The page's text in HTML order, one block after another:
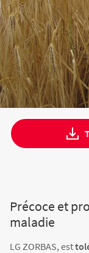
Précoce et
maladie
LG ZORBAS, est
Fourragères
Luzerne
Plantain fourrager
Ray-grass anglais
Protéagineux
Semences Bio
Fourragères Bio
Tournesol
Blé
Résultats d’essais
Résultats d'essais
Résultats
Colza
Blé